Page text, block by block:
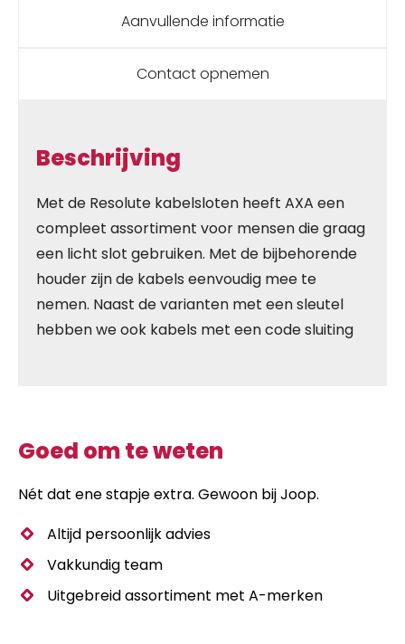
Aanvullende informatie
Contact opnemen
Beschrijving
Met de Resolute kabelsloten heeft AXA een
compleet assortiment voor mensen die graag
een licht slot gebruiken. Met de bijbehorende
houder zijn de kabels eenvoudig mee te
nemen. Naast de varianten met een sleutel
hebben we ook kabels met een code sluiting
Goed om te weten
Nét dat ene stapje extra. Gewoon bij Joop.
Altijd persoonlijk advies
Vakkundig team
Uitgebreid assortiment met A-merken